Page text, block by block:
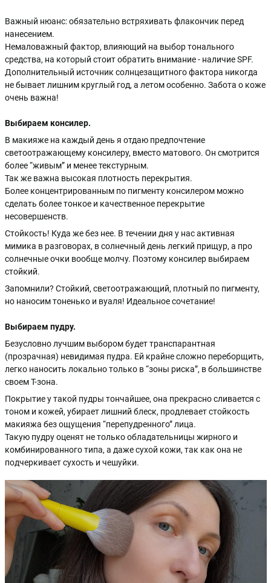
Важный нюанс: обязательно встряхивать флакончик перед
нанесением.
Немаловажный фактор, влияющий на выбор тонального
средства, на который стоит обратить внимание - наличие SPF.
Дополнительный источник солнцезащитного фактора никогда
не бывает лишним круглый год, а летом особенно. Забота о коже
очень важна!
Выбираем консилер.
В макияже на каждый день я отдаю предпочтение
светоотражающему консилеру, вместо матового. Он смотрится
более “живым” и менее текстурным.
Так же важна высокая плотность перекрытия.
Более концентрированным по пигменту консилером можно
сделать более тонкое и качественное перекрытие
несовершенств.
Стойкость! Куда же без нее. В течении дня у нас активная
мимика в разговорах, в солнечный день легкий прищур, а про
солнечные очки вообще молчу. Поэтому консилер выбираем
стойкий.
Запомнили? Стойкий, светоотражающий, плотный по пигменту,
но наносим тоненько и вуаля! Идеальное сочетание!
Выбираем пудру.
Безусловно лучшим выбором будет транспарантная
(прозрачная) невидимая пудра. Ей крайне сложно переборщить,
легко наносить локально только в “зоны риска”, в большинстве
своем Т-зона.
Покрытие у такой пудры тончайшее, она прекрасно сливается с
тоном и кожей, убирает лишний блеск, продлевает стойкость
макияжа без ощущения “перепудренного” лица.
Такую пудру оценят не только обладательницы жирного и
комбинированного типа, а даже сухой кожи, так как она не
подчеркивает сухость и чешуйки.